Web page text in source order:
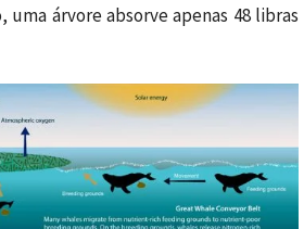
uma árvore absorve apenas 48 libras